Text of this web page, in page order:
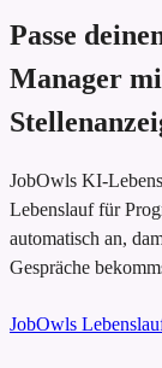
Passe
Manager
JobOwls KI-
Lebenslauf für
automatisch an,
Gespräche
JobOwls